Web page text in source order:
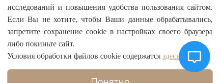
Основное
О магазине
Информация
исследований и повышения удобства пользования сайтом.
Если Вы не хотите, чтобы Ваши данные обрабатывались,
запретите сохранение cookie в настройках своего браузера
либо покиньте сайт.
Условия обработки файлов cookie содержатся здесь